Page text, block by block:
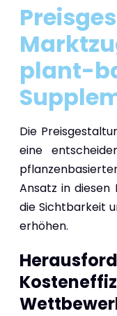
plant-
Die
eine
Ansatz in diesen
die Sichtbarkeit
erhöhen.